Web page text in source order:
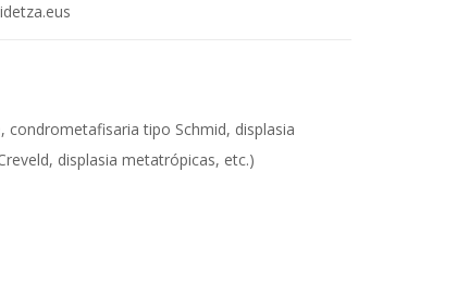
tipo Schmid, displasia
displasia metatrópicas, etc.)